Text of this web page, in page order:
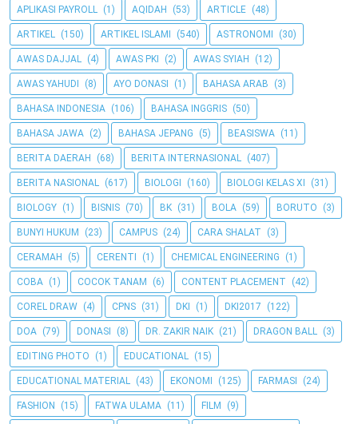
APLIKASI PAYROLL (1) AQIDAH (53) ARTICLE (48)
ARTIKEL (150) ARTIKEL ISLAMI (540) ASTRONOMI (30)
AWAS DAJJAL (4) AWAS PKI (2) AWAS SYIAH (12)
AWAS YAHUDI (8) AYO DONASI (1) BAHASA ARAB (3)
BAHASA INDONESIA (106) BAHASA INGGRIS (50)
BAHASA JAWA (2) BAHASA JEPANG (5) BEASISWA (11)
BERITA DAERAH (68) BERITA INTERNASIONAL (407)
BERITA NASIONAL (617) BIOLOGI (160) BIOLOGI KELAS XI (31)
BIOLOGY (1) BISNIS (70) BK (31) BOLA (59) BORUTO (3)
BUNYI HUKUM (23) CAMPUS (24) CARA SHALAT (3)
CERAMAH (5) CERENTI (1) CHEMICAL ENGINEERING (1)
COBA (1) COCOK TANAM (6) CONTENT PLACEMENT (42)
COREL DRAW (4) CPNS (31) DKI (1) DKI2017 (122)
DOA (79) DONASI (8) DR. ZAKIR NAIK (21) DRAGON BALL (3)
EDITING PHOTO (1) EDUCATIONAL (15)
EDUCATIONAL MATERIAL (43) EKONOMI (125) FARMASI (24)
FASHION (15) FATWA ULAMA (11) FILM (9)